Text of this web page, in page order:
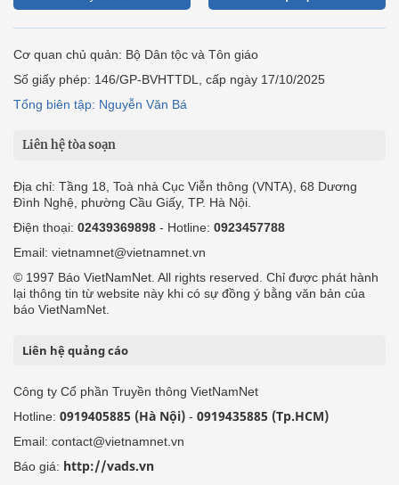
Cơ quan chủ quản: Bộ Dân tộc và Tôn giáo
Số giấy phép: 146/GP-BVHTTDL, cấp ngày 17/10/2025
Tổng biên tập: Nguyễn Văn Bá
Liên hệ tòa soạn
Địa chỉ: Tầng 18, Toà nhà Cục Viễn thông (VNTA), 68 Dương
Đình Nghệ, phường Cầu Giấy, TP. Hà Nội.
Điện thoại: 02439369898 - Hotline: 0923457788
Email: vietnamnet@vietnamnet.vn
© 1997 Báo VietNamNet. All rights reserved. Chỉ được phát hành
lại thông tin từ website này khi có sự đồng ý bằng văn bản của
báo VietNamNet.
Liên hệ quảng cáo
Công ty Cổ phần Truyền thông VietNamNet
Hotline: 0919405885 (Hà Nội) - 0919435885 (Tp.HCM)
Email: contact@vietnamnet.vn
Báo giá: http://vads.vn